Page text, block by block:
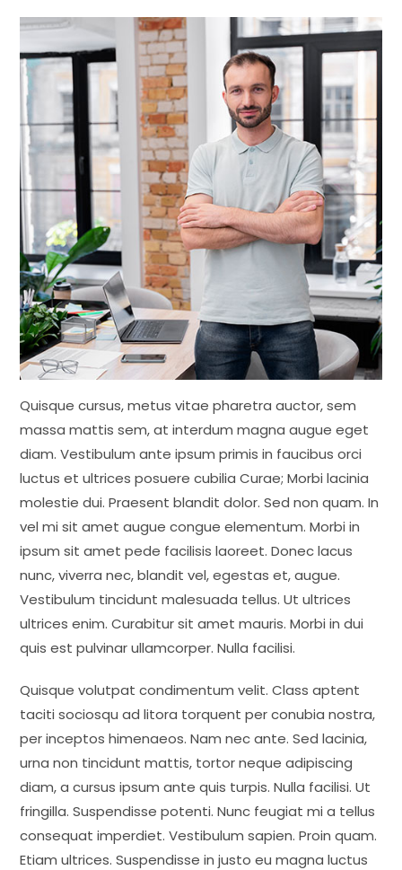
Quisque cursus, metus vitae pharetra auctor, sem
massa mattis sem, at interdum magna augue eget
diam. Vestibulum ante ipsum primis in faucibus orci
luctus et ultrices posuere cubilia Curae; Morbi lacinia
molestie dui. Praesent blandit dolor. Sed non quam. In
vel mi sit amet augue congue elementum. Morbi in
ipsum sit amet pede facilisis laoreet. Donec lacus
nunc, viverra nec, blandit vel, egestas et, augue.
Vestibulum tincidunt malesuada tellus. Ut ultrices
ultrices enim. Curabitur sit amet mauris. Morbi in dui
quis est pulvinar ullamcorper. Nulla facilisi.
Quisque volutpat condimentum velit. Class aptent
taciti sociosqu ad litora torquent per conubia nostra,
per inceptos himenaeos. Nam nec ante. Sed lacinia,
urna non tincidunt mattis, tortor neque adipiscing
diam, a cursus ipsum ante quis turpis. Nulla facilisi. Ut
fringilla. Suspendisse potenti. Nunc feugiat mi a tellus
consequat imperdiet. Vestibulum sapien. Proin quam.
Etiam ultrices. Suspendisse in justo eu magna luctus